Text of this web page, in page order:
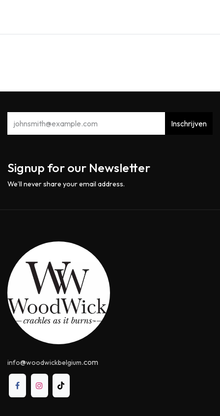
Inschrijven
Signup for our Newsletter
We’ll never share your email address.
info@woodwickbelgium.com